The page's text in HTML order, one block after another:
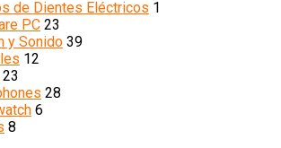
de Dientes Eléctricos 1
PC 23
y Sonido 39
12
23
28
6
8